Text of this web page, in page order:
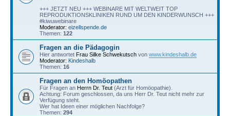
+++ JETZT NEU +++ WEBINARE MIT WELTWEIT TOP
REPRODUKTIONSKLINIKEN RUND UM DEN KINDERWUNSCH +++
#kiwuwebinare
Moderator: eizellspende.de
Themen: 122
Fragen an die Pädagogin
Hier antwortet Frau Silke Schwekutsch von www.kindeshalb.de
Moderator: Kindeshalb
Themen: 16
Fragen an den Homöopathen
Für Fragen an Herrn Dr. Teut (Arzt für Homöopathie).
Achtung: Forum geschlossen, da uns Herr Dr. Teut nicht mehr zur
Verfügung steht.
Wer hat Ideen einer möglichen Nachfolge?
Themen: 294